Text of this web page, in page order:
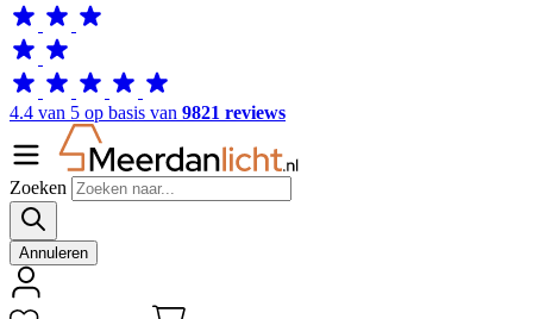
4.4 van 5 op basis van 9821 reviews
Zoeken
Annuleren